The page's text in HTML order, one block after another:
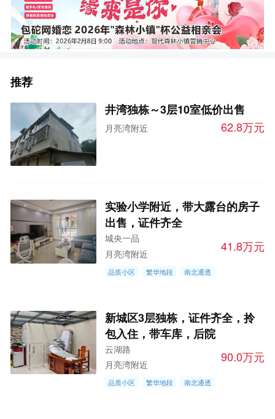
推荐
井湾独栋～3层10室低价出售
月亮湾附近 62.8万元
实验小学附近，带大露台的房子
出售，证件齐全
城央一品
月亮湾附近
41.8万元
品质小区 繁华地段 南北通透
新城区3层独栋，证件齐全，拎
包入住，带车库，后院
云湖路
月亮湾附近
90.0万元
品质小区 繁华地段 南北通透